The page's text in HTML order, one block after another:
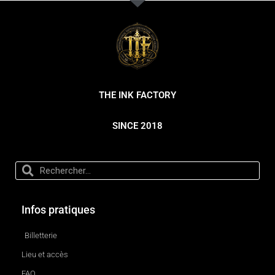
THE INK FACTORY
SINCE 2018
Infos pratiques
Billetterie
Lieu et accès